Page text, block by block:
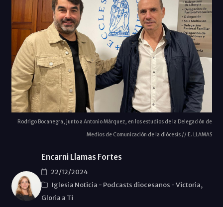
Rodrigo Bocanegra, junto a Antonio Márquez, en los estudios de la Delegación de
Medios de Comunicación de la diócesis // E. LLAMAS
Encarni Llamas Fortes
22/12/2024
Iglesia Noticia - Podcasts diocesanos -Victoria,
Gloria a Ti